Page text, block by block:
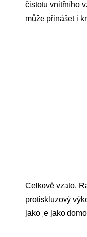
čistotu vnitřního
může přinášet i
Celkově vzato,
protiskluzový
jako je jako